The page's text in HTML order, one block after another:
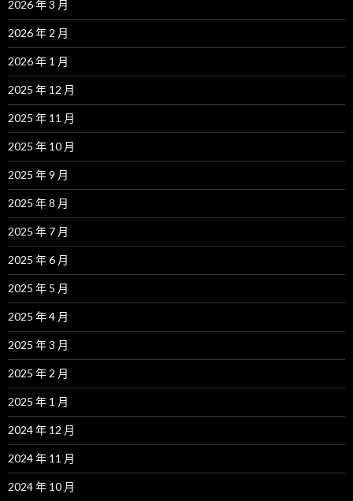
2026 年 3 月
2026 年 2 月
2026 年 1 月
2025 年 12 月
2025 年 11 月
2025 年 10 月
2025 年 9 月
2025 年 8 月
2025 年 7 月
2025 年 6 月
2025 年 5 月
2025 年 4 月
2025 年 3 月
2025 年 2 月
2025 年 1 月
2024 年 12 月
2024 年 11 月
2024 年 10 月